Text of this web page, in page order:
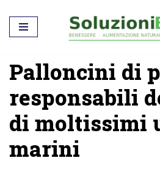
Vai
contenuto
Palloncini di
responsabili
di moltissimi
marini